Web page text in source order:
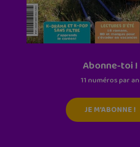
Abonne-toi !
11 numéros par an
JE M'ABONNE !